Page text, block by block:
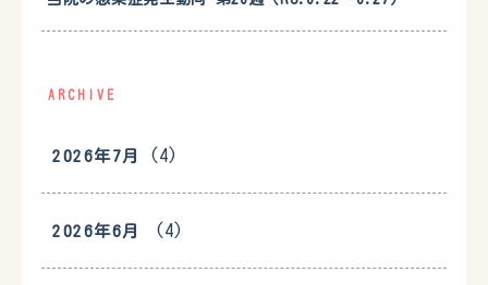
ARCHIVE
2026年7月 (4)
2026年6月 (4)